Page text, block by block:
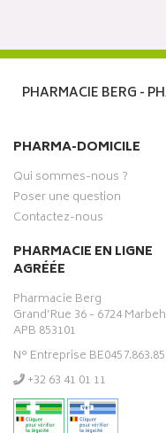
PHARMACIE BERG -
PHARMA-DOMICILE
Qui sommes-nous ?
Poser une question
Contactez-nous
PHARMACIE EN LIGNE
AGRÉÉE
Pharmacie Berg
Grand’Rue 36 - 6724
APB 853101
N° Entreprise
‭+32 63 41 01 11‬